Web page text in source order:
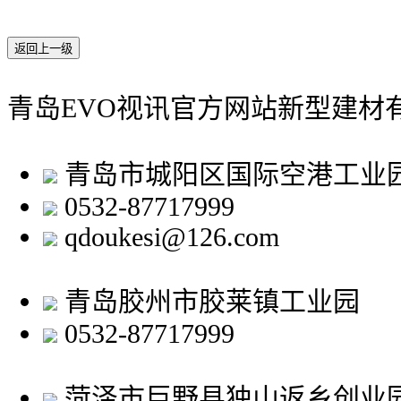
返回上一级
青岛EVO视讯官方网站新型建材
青岛市城阳区国际空港工业
0532-87717999
qdoukesi@126.com
青岛胶州市胶莱镇工业园
0532-87717999